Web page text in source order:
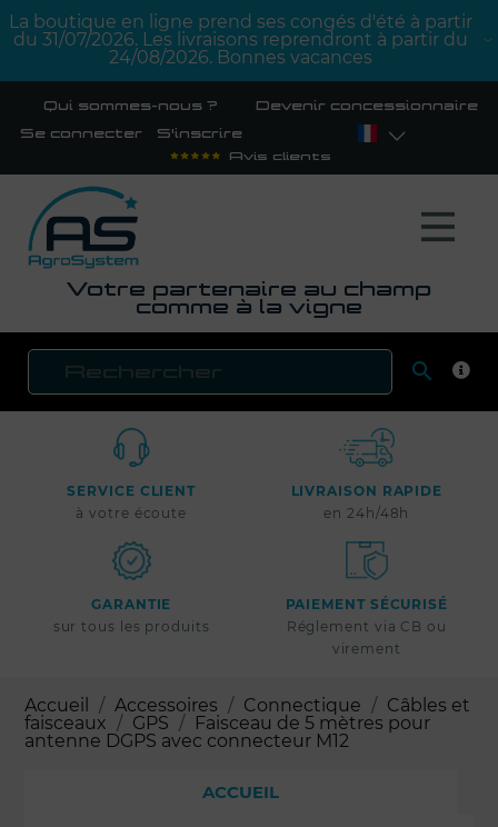
La boutique en ligne prend ses congés d'été à partir
du 31/07/2026. Les livraisons reprendront à partir du
24/08/2026. Bonnes vacances
Qui sommes-nous ? Devenir concessionnaire
Se connecter
S'inscrire
Avis clients
Votre partenaire au champ
comme à la vigne

SERVICE CLIENT
à votre écoute
LIVRAISON RAPIDE
en 24h/48h
GARANTIE
sur tous les produits
PAIEMENT SÉCURISÉ
Réglement via CB ou
virement
Accueil Accessoires Connectique
Câbles et
faisceaux
GPS
Faisceau de 5 mètres pour
antenne DGPS avec connecteur M12
ACCUEIL